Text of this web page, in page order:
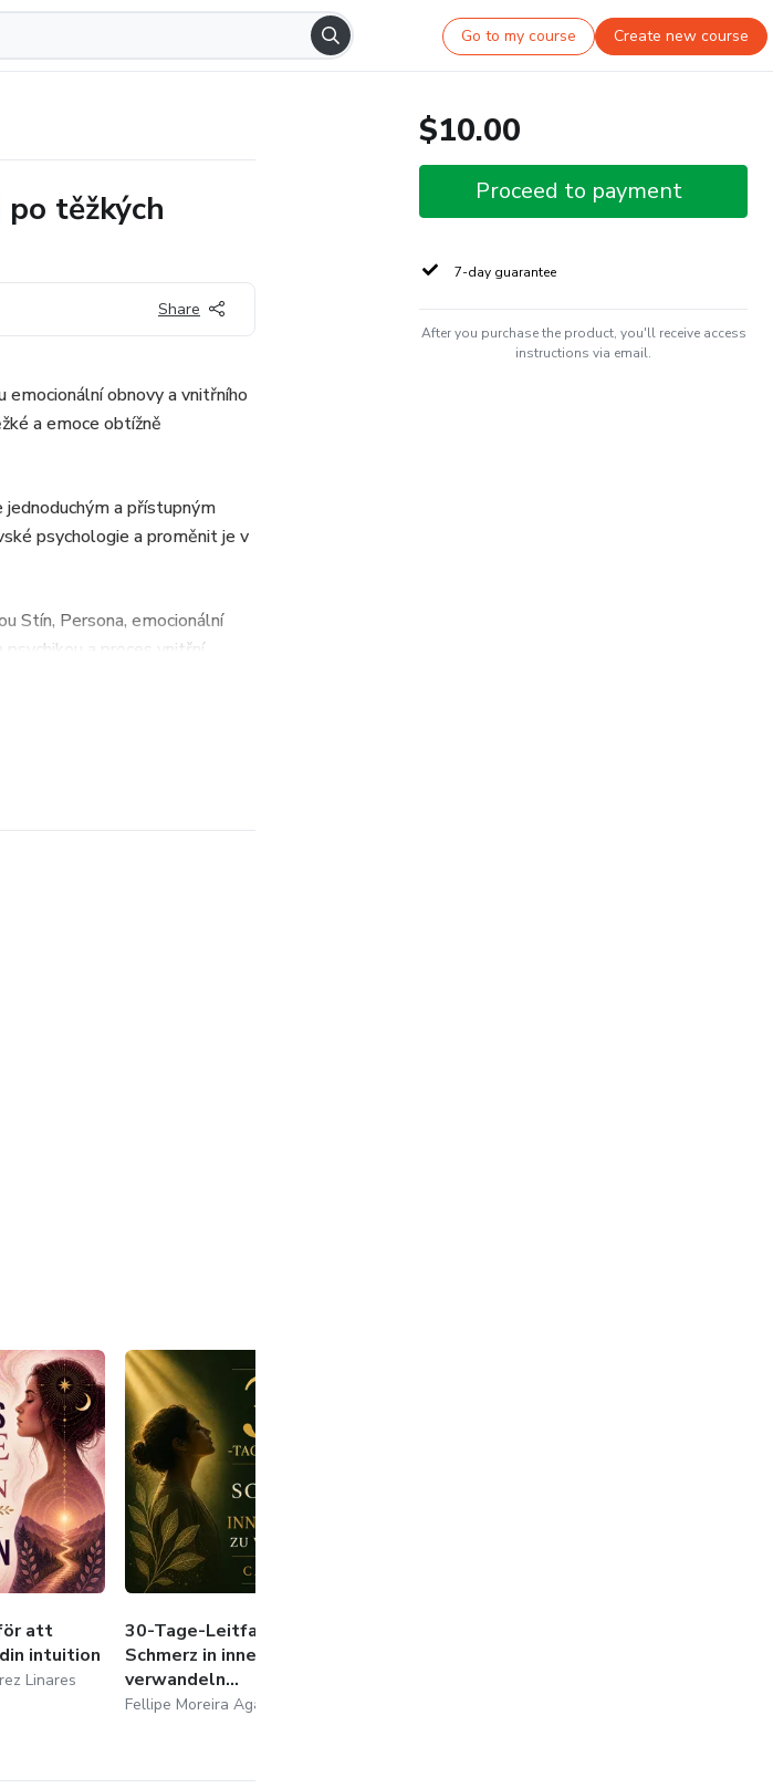
Go to my course Create new course
těžkých
Share
obnovy a vnitřního
a emoce obtížně
jednoduchým a přístupným
psychologie a proměnit je v
Stín, Persona, emocionální
a proces vnitřní
att
intuition
Linares
30-Tage-Leitfaden, um
Schmerz in innere Stärke zu
verwandeln...
Fellipe Moreira Agarez Linares
$10.00
Proceed to payment
7-day guarantee
After you purchase the product, you'll receive access
instructions via email.